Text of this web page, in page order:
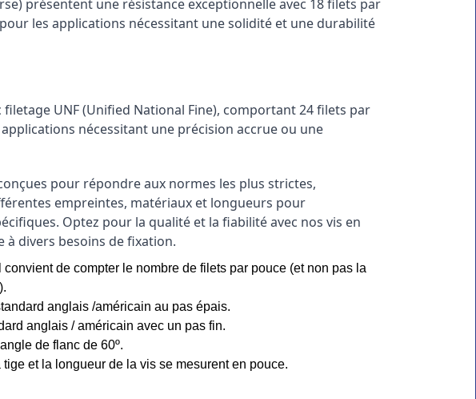
présentent une résistance exceptionnelle avec 18 filets par
les applications nécessitant une solidité et une durabilité
UNF (Unified National Fine), comportant 24 filets par
nécessitant une précision accrue ou une
pour répondre aux normes les plus strictes,
empreintes, matériaux et longueurs pour
Optez pour la qualité et la fiabilité avec nos vis en
divers besoins de fixation.
de compter le nombre de filets par pouce (et non pas la
anglais /américain au pas épais.
anglais / américain avec un pas fin.
de flanc de 60º.
et la longueur de la vis se mesurent en pouce.